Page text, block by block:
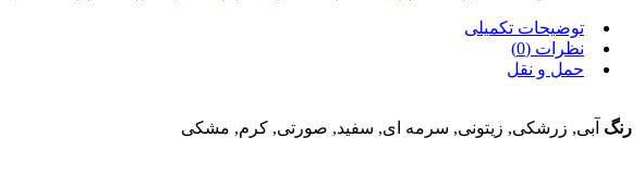
توضیحات تکمیلی
نظرات (0)
حمل و نقل
رنگ آبی, زرشکی, زیتونی, سرمه ای, سفید, صورتی, کرم, مشکی